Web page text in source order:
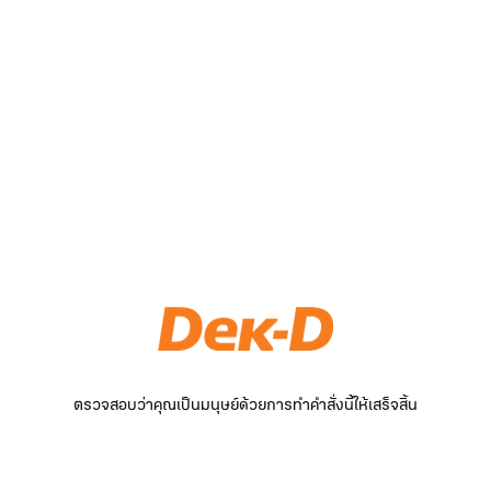
ตรวจสอบว่าคุณเป็นมนุษย์ด้วยการทำคำสั่งนี้ให้เสร็จสิ้น